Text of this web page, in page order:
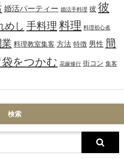
婚活パーティー 婚活手料理 彼 彼
めし 手料理 料理 料理初心者
料理教室集客 方法 特徴 男性 簡
袋をつかむ 花嫁修行 街コン 集客
検索